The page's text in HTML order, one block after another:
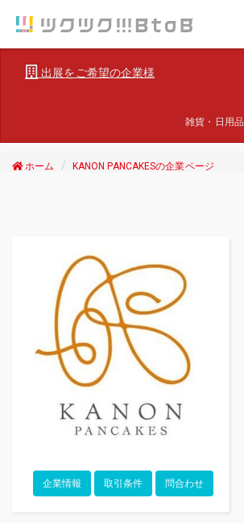
出展をご希望の企業様
雑貨・日用品
ホーム KANON PANCAKESの企業ページ
企業情報 取引条件 問合わせ